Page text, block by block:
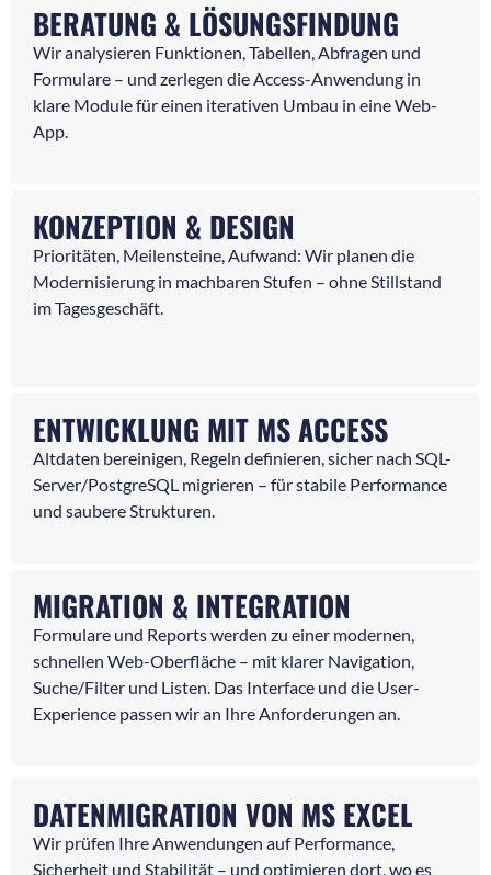
BERATUNG & LÖSUNGSFINDUNG
Wir analysieren Funktionen, Tabellen, Abfragen und
Formulare – und zerlegen die Access-Anwendung in
klare Module für einen iterativen Umbau in eine Web-
App.
KONZEPTION & DESIGN
Prioritäten, Meilensteine, Aufwand: Wir planen die
Modernisierung in machbaren Stufen – ohne Stillstand
im Tagesgeschäft.
ENTWICKLUNG MIT MS ACCESS
Altdaten bereinigen, Regeln definieren, sicher nach SQL-
Server/PostgreSQL migrieren – für stabile Performance
und saubere Strukturen.
MIGRATION & INTEGRATION
Formulare und Reports werden zu einer modernen,
schnellen Web-Oberfläche – mit klarer Navigation,
Suche/Filter und Listen. Das Interface und die User-
Experience passen wir an Ihre Anforderungen an.
DATENMIGRATION VON MS EXCEL
Wir prüfen Ihre Anwendungen auf Performance,
Sicherheit und Stabilität – und optimieren dort, wo es